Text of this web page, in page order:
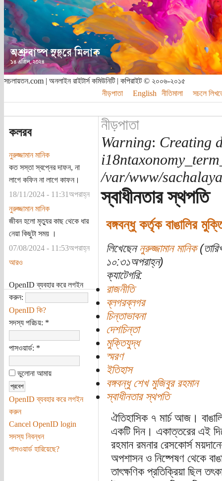
সচলায়তন.com | অনলাইন রাইটার্স কমিউনিটি | কপিরাইট © ২০০৬-২০১৫
নীড়পাতা
English নীতিমালা সচলে
কলরব
নুরুজ্জামান মানিক
কত সস্তা স্বপ্নের দাফন, না
লাগে কফিন না লাগে কাফন।
18/11/2024 - 11:31অপরাহ্ন
নুরুজ্জামান মানিক
জীবন হলো মৃত্যুর কাছ থেকে ধার
নেয়া কিছুটা সময় ।
07/08/2024 - 11:53অপরাহ্ন
আরও
OpenID ব্যবহার করে লগইন
করুন:
OpenID কি?
সদস্য পরিচয়: *
পাসওয়ার্ড: *
ভুলোনা আমায়
OpenID ব্যবহার করে লগইন
করুন
Cancel OpenID login
সদস্য নিবন্ধন
পাসওয়ার্ড হারিয়েছে?
নীড়পাতা
Warning: Creating
/var/www/
স্বাধীনতার স্থপতি
বঙ্গবন্ধু কর্তৃক বাঙালির
লিখেছেন নুরুজ্জামান মানিক
১০:৩১অপরাহ্ন)
ক্যাটেগরি:
রাজনীতি
ব্লগরব্লগর
চিন্তাভাবনা
দেশচিন্তা
মুক্তিযুদ্ধ
স্মরণ
ইতিহাস
বঙ্গবন্ধু শেখ মুজিবুর রহমান
স্বাধীনতার স্থপতি
ঐতিহাসিক ৭ মার্চ আজ।
একটি দিন। একাত্তরের এই
রহমান রমনার রেসকোর্স
অপশাসন ও নিষ্পেষণ থেকে
তাৎক্ষণিক প্রতিক্রিয়া ছিল